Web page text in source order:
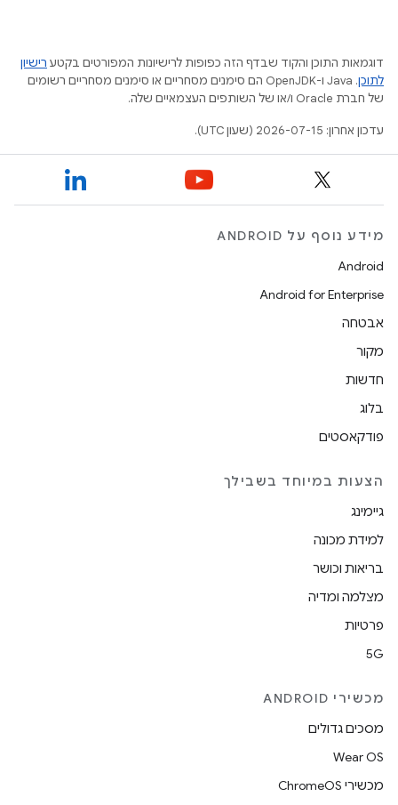
דוגמאות התוכן והקוד שבדף הזה כפופות לרישיונות המפורטים בקטע רישיון
לתוכן
.‏ Java ו-OpenJDK הם סימנים מסחריים או סימנים מסחריים רשומים
של חברת Oracle ו/או של השותפים העצמאיים שלה.
עדכון אחרון: 2026-07-15 (שעון UTC).
מידע נוסף על ANDROID
Android
Android for Enterprise
אבטחה
מקור
חדשות
בלוג
פודקאסטים
הצעות במיוחד בשבילך
גיימינג
למידת מכונה
בריאות וכושר
מצלמה ומדיה
פרטיות
5G
מכשירי ANDROID
מסכים גדולים
Wear OS
מכשירי ChromeOS